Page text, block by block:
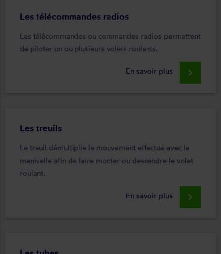
Les télécommandes radios
Les télécommandes ou commandes radios permettent
de piloter un ou plusieurs volets roulants.
En savoir plus keyboard_arrow_right
Les treuils
Le treuil démultiplie le mouvement effectué avec la
manivelle afin de faire monter ou descendre le volet
roulant.
En savoir plus keyboard_arrow_right